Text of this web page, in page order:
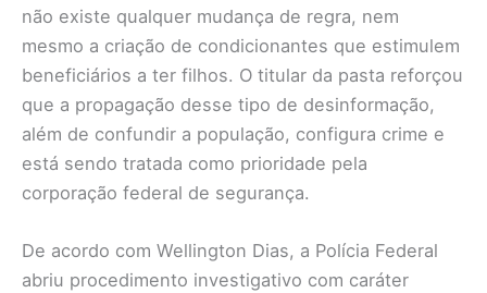
não existe qualquer mudança de regra, nem
mesmo a criação de condicionantes que estimulem
beneficiários a ter filhos. O titular da pasta reforçou
que a propagação desse tipo de desinformação,
além de confundir a população, configura crime e
está sendo tratada como prioridade pela
corporação federal de segurança.
De acordo com Wellington Dias, a Polícia Federal
abriu procedimento investigativo com caráter